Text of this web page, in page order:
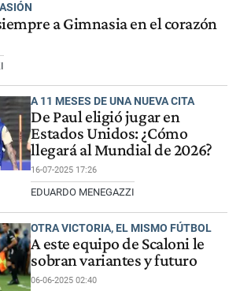
a Gimnasia en el corazón
A 11 MESES DE UNA NUEVA CITA
De Paul eligió jugar en
Estados Unidos: ¿Cómo
llegará al Mundial de 2026?
16-07-2025 17:26
EDUARDO MENEGAZZI
OTRA VICTORIA, EL MISMO FÚTBOL
A este equipo de Scaloni le
sobran variantes y futuro
06-06-2025 02:40